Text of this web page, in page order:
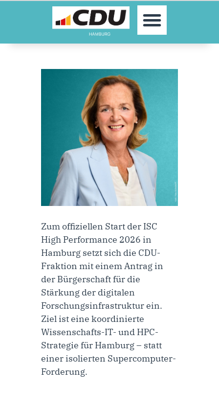
MOIN!
AKTUELLES
PARLAMENTE
SPENDEN
MITGLIED WERDEN!
Zum offiziellen Start der ISC
High Performance 2026 in
Hamburg setzt sich die CDU-
Fraktion mit einem Antrag in
der Bürgerschaft für die
Stärkung der digitalen
Forschungsinfrastruktur ein.
Ziel ist eine koordinierte
Wissenschafts-IT- und HPC-
Strategie für Hamburg – statt
einer isolierten Supercomputer-
Forderung.